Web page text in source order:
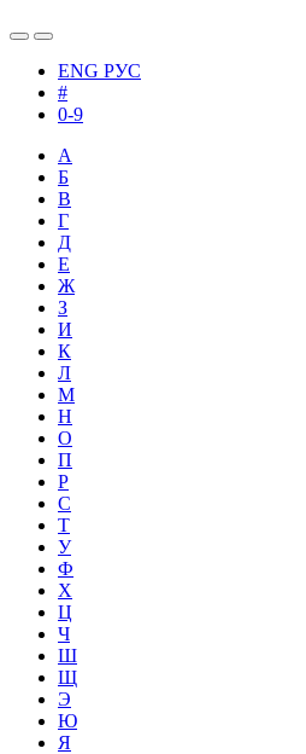
ENG РУС
#
0-9
А
Б
В
Г
Д
Е
Ж
З
И
К
Л
М
Н
О
П
Р
С
Т
У
Ф
Х
Ц
Ч
Ш
Щ
Э
Ю
Я